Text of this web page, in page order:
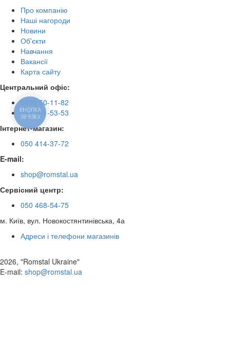
Про компанію
Наші нагороди
Новини
Об'єкти
Навчання
Вакансії
Карта сайту
Центральний офіс:
0800 50-11-82
044 501-53-53
Інтернет-магазин:
050 414-37-72
E-mail:
shop@romstal.ua
Сервісний центр:
050 468-54-75
м. Київ, вул. Новокостянтинівська, 4а
Адреси і телефони магазинів
2026, "Romstal Ukraine"
​E-mail: shop@romstal.ua
КНОПКА
ЗВ'ЯЗКУ